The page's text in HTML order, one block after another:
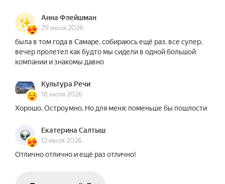
Анна Флейшман
29 июля 2026
была в том года в Самаре, собираюсь ещё раз. все супер.
вечер пролетел как будто мы сидели в одной большой
компании и знакомы давно
Культура Речи
18 июля 2026
Хорошо. Остроумно. Но для меня: поменьше бы пошлости
Екатерина Салтыш
12 июля 2026
Отлично отлично и ещё раз отлично!